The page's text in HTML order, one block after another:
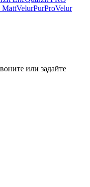
MattVelurPurProVelur
или задайте